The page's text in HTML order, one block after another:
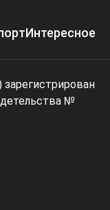
Интересное
зарегистрирован
№